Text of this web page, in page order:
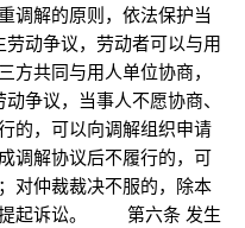
调解的原则，依法保护当
动争议，劳动者可以与用
方共同与用人单位协商，
议，当事人不愿协商、
的，可以向调解组织申请
调解协议后不履行的，可
对仲裁裁决不服的，除本
提起诉讼。 第六条 发生